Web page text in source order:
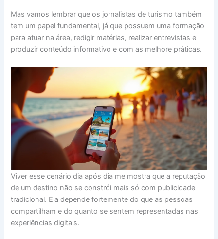
Mas vamos lembrar que os jornalistas de turismo também
tem um papel fundamental, já que possuem uma formação
para atuar na área, redigir matérias, realizar entrevistas e
produzir conteúdo informativo e com as melhore práticas.
Viver esse cenário dia após dia me mostra que a reputação
de um destino não se constrói mais só com publicidade
tradicional. Ela depende fortemente do que as pessoas
compartilham e do quanto se sentem representadas nas
experiências digitais.